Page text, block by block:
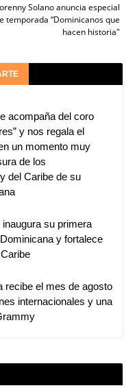
Solano anuncia especial
temporada “Dominicanos que
hacen historia"
acompaña del coro
y nos regala el
un momento muy
de los
del Caribe de su
su primera
y fortalece
recibe el mes de agosto
internacionales y una